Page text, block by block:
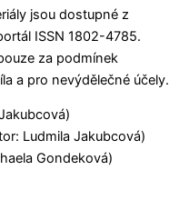
jsou dostupné z
ISSN 1802-4785.
za podmínek
a pro nevýdělečné účely.
Ludmila Jakubcová)
Gondeková)